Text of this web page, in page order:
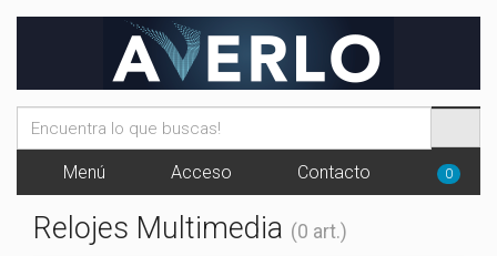
Menú Acceso Contacto 0
Relojes Multimedia (0 art.)